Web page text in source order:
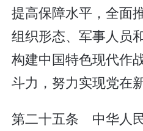
提高保障水平，全面
组织形态、军事人员
构建中国特色现代作
斗力，努力实现党在
第二十五条 中华人